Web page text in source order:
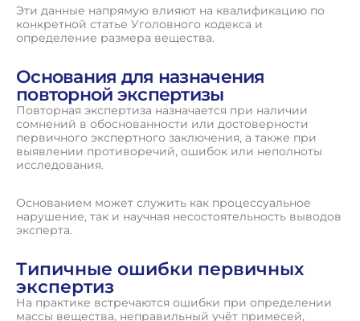
Эти данные напрямую влияют на квалификацию по
конкретной статье Уголовного кодекса и
определение размера вещества.
Основания для назначения
повторной экспертизы
Повторная экспертиза назначается при наличии
сомнений в обоснованности или достоверности
первичного экспертного заключения, а также при
выявлении противоречий, ошибок или неполноты
исследования.
Основанием может служить как процессуальное
нарушение, так и научная несостоятельность выводов
эксперта.
Типичные ошибки первичных
экспертиз
На практике встречаются ошибки при определении
массы вещества, неправильный учёт примесей,